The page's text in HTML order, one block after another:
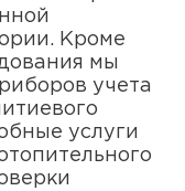
Кроме
мы
учета
услуги